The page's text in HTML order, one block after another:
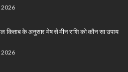
2026
किताब के अनुसार मेष से मीन राशि को कौन सा उपाय
2026